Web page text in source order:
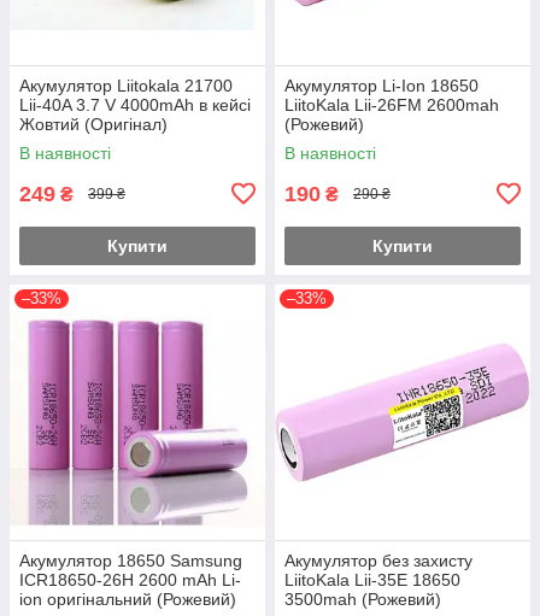
Акумулятор Liitokala 21700
Lii-40A 3.7 V 4000mAh в кейсі
Жовтий (Оригінал)
В наявності
249 ₴ 399 ₴
Купити
Акумулятор Li-Ion 18650
LiitoKala Lii-26FM 2600mah
(Рожевий)
В наявності
190 ₴ 290 ₴
Купити
–33%
Акумулятор 18650 Samsung
ICR18650-26H 2600 mAh Li-
ion оригінальний (Рожевий)
–33%
Акумулятор без захисту
LiitoKala Lii-35E 18650
3500mah (Рожевий)